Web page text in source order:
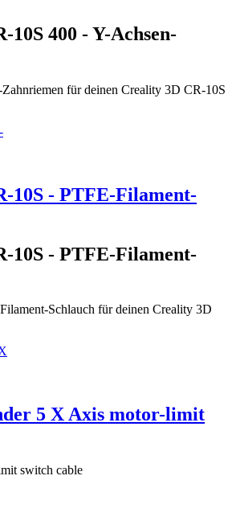
10S 400 - Y-Achsen-
für deinen Creality 3D CR-10S
10S - PTFE-Filament-
10S - PTFE-Filament-
Schlauch für deinen Creality 3D
5 X Axis motor-limit
switch cable